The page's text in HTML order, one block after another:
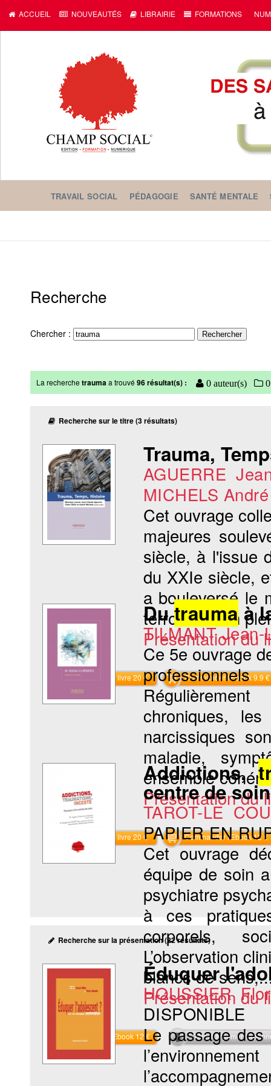
ACCUEIL NOUVEAUTÉS LIBRAIRIE FORMATIONS
TRAVAIL SOCIAL PÉDAGOGIE SANTÉ MENTALE
Recherche
Chercher :
La recherchetraumaa trouvé96 résultat(s) : 0 auteur(s)
Recherche sur le titre (3 résultats)
Trauma,
AGUERRE
MICHELS André
Cet ouvrage
majeures
siècle, à l'issue
du XXIe siècle,
a bouleversé le
terroristes en
Présentation du
Commander le livre 20 € Commander l'Ebook 9.9 €
Dutraumaà
TILMANT Jean-
Ce 5e ouvrage
chroniques,
narcissiques
maladie,
ensemble
Présentation du
Commander le livre 20 € Commander l'Ebook 12 €
Addictions,
centre de soin
TAROT-LE
PAPIER EN
Cet ouvrage
équipe de soin
psychiatre
à ces
corporels,
L’observation
blancs de
Présentation du
Commander l'Ebook 12 € Téléchargement
Recherche sur la présentation (22 résultats)
Éduquer
HOUSSIER
DISPONIBLE
Le passage des